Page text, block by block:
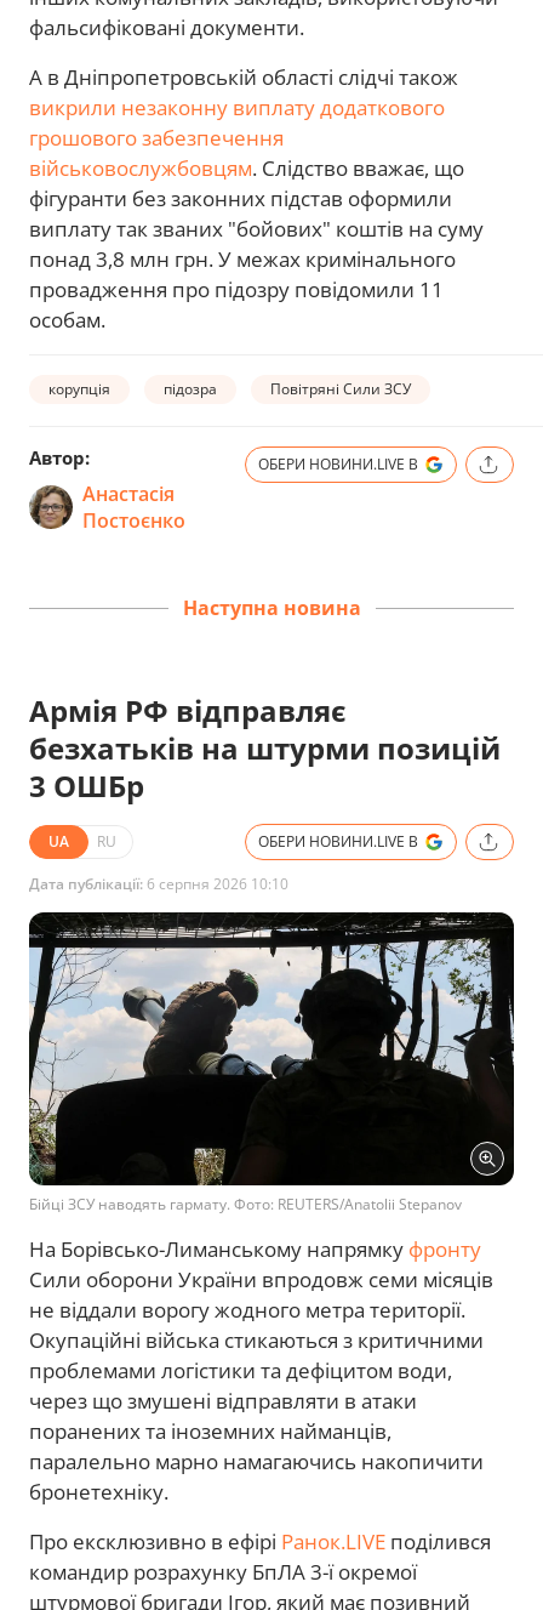
фальсифіковані документи.
А в Дніпропетровській області слідчі також
викрили незаконну виплату додаткового
грошового забезпечення
військовослужбовцям. Слідство вважає, що
фігуранти без законних підстав оформили
виплату так званих "бойових" коштів на суму
понад 3,8 млн грн. У межах кримінального
провадження про підозру повідомили 11
особам.
корупція підозра Повітряні Сили ЗСУ
Автор:
Анастасія
Постоєнко
ОБЕРИ НОВИНИ.LIVE В
Наступна новина
Армія РФ відправляє
безхатьків на штурми позицій
3 ОШБр
UA RU ОБЕРИ НОВИНИ.LIVE В
Дата публікації: 6 серпня 2026 10:10
Бійці ЗСУ наводять гармату. Фото: REUTERS/Anatolii Stepanov
На Борівсько-Лиманському напрямку фронту
Сили оборони України впродовж семи місяців
не віддали ворогу жодного метра території.
Окупаційні війська стикаються з критичними
проблемами логістики та дефіцитом води,
через що змушені відправляти в атаки
поранених та іноземних найманців,
паралельно марно намагаючись накопичити
бронетехніку.
Про ексклюзивно в ефірі Ранок.LIVE поділився
командир розрахунку БпЛА 3-ї окремої
штурмової бригади Ігор, який має позивний